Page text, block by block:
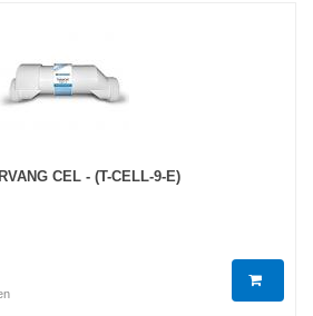
CEL - (T-CELL-9-E)